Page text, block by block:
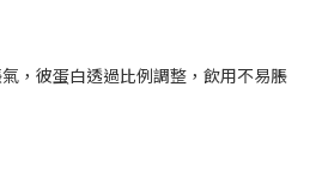
，彼蛋白透過比例調整，飲用不易脹